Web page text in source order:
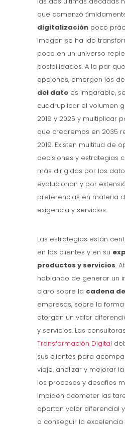
que comenzó
digitalización poco
imagen se ha ido
poco en un universo
posibilidades. A la par
opciones, emergen los
del dato es imparable,
cuadruplicar el volumen
2019 y 2025 y multiplicar
que crearemos en 2035
2019. Existen multitud de
decisiones y estrategias
más dirigidas por los
evolucionan y por
preferencias en materia
exigencia y servicios.
Las estrategias están
en los clientes y en su
productos y servicios.
hablando de generar un
claro sobre la cadena
empresas, sobre la
otorgan un valor
y servicios. Las
Transformación Digital
sus clientes para
viaje, analizar y mejorar
los procesos y desafíos
impiden acometer las
aportan valor diferencial
a conseguir la